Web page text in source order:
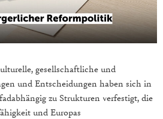
gesellschaftliche und
und Entscheidungen haben sich in
zu Strukturen verfestigt, die
und Europas